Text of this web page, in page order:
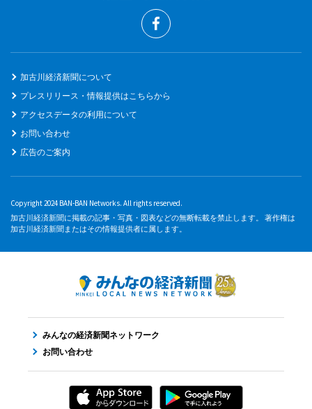
加古川経済新聞について
プレスリリース・情報提供はこちらから
アクセスデータの利用について
お問い合わせ
広告のご案内
Copyright 2024 BAN-BAN Networks. All rights reserved.
加古川経済新聞に掲載の記事・写真・図表などの無断転載を禁止します。 著作権は
加古川経済新聞またはその情報提供者に属します。
みんなの経済新聞ネットワーク
お問い合わせ